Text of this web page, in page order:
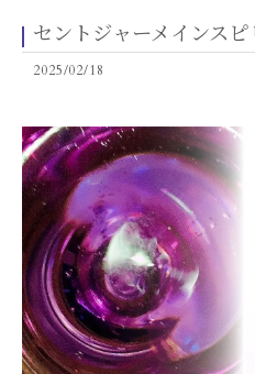
セントジャーメインス
2025/02/18